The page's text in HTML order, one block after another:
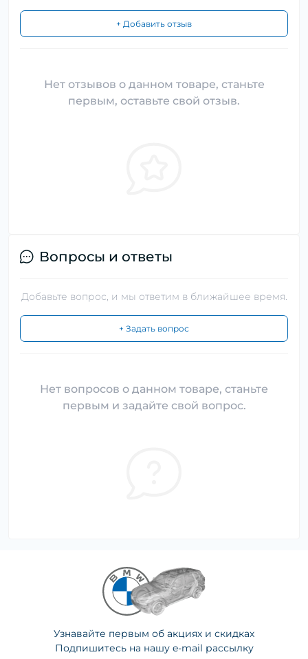
+ Добавить отзыв
Нет отзывов о данном товаре, станьте
первым, оставьте свой отзыв.
Вопросы и ответы
Добавьте вопрос, и мы ответим в ближайшее время.
+ Задать вопрос
Нет вопросов о данном товаре, станьте
первым и задайте свой вопрос.
Узнавайте первым об акциях и скидках
Подпишитесь на нашу e-mail рассылку